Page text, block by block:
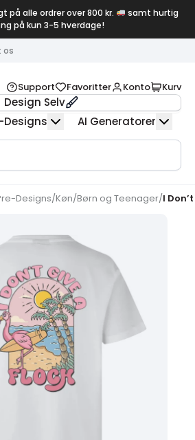
på alle ordrer over 800 kr.
samt hurtig
på kun 3-5 hverdage!
os
Support Favoritter Konto Kurv
Design Selv
Designs AI Generatorer
Designs/Køn/Børn og Teenager/I